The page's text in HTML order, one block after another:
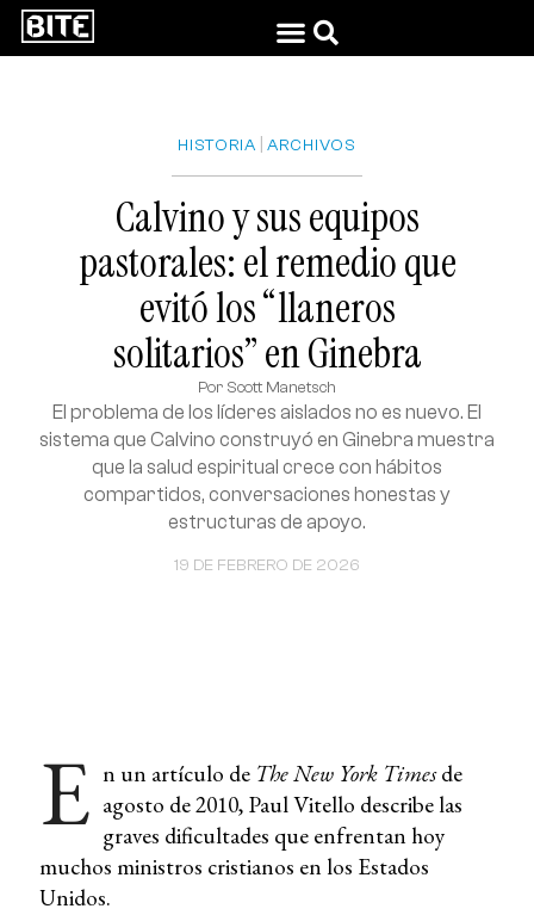
HISTORIA ARCHIVOS
Calvino y sus equipos
pastorales: el remedio que
evitó los “llaneros
solitarios” en Ginebra
Por Scott Manetsch
19 DE FEBRERO DE 2026
El problema de los líderes aislados no es nuevo. El
sistema que Calvino construyó en Ginebra muestra
que la salud espiritual crece con hábitos
compartidos, conversaciones honestas y
estructuras de apoyo.
E n un artículo de The New York Timesde
agosto de 2010, Paul Vitello describe las
graves dificultades que enfrentan hoy
muchos ministros cristianos en los Estados
Unidos.